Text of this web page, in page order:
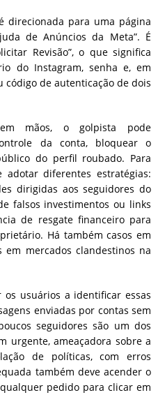
direcionada para uma página
de Anúncios da Meta”. É
Revisão”, o que significa
do Instagram, senha e, em
código de autenticação de dois
mãos, o golpista pode
da conta, bloquear o
do perfil roubado. Para
adotar diferentes estratégias:
dirigidas aos seguidores do
falsos investimentos ou links
de resgate financeiro para
Há também casos em
mercados clandestinos na
usuários a identificar essas
enviadas por contas sem
seguidores são um dos
urgente, ameaçadora sobre a
de políticas, com erros
também deve acender o
pedido para clicar em